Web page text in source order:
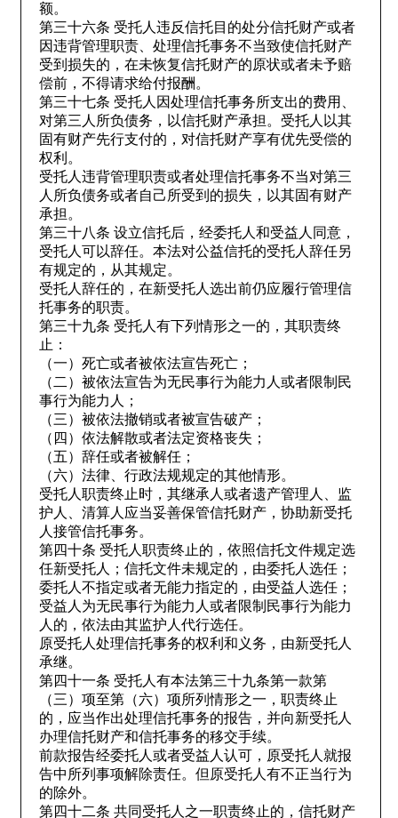
额。
第三十六条 受托人违反信托目的处分信托财产或者
因违背管理职责、处理信托事务不当致使信托财产
受到损失的，在未恢复信托财产的原状或者未予赔
偿前，不得请求给付报酬。
第三十七条 受托人因处理信托事务所支出的费用、
对第三人所负债务，以信托财产承担。受托人以其
固有财产先行支付的，对信托财产享有优先受偿的
权利。
受托人违背管理职责或者处理信托事务不当对第三
人所负债务或者自己所受到的损失，以其固有财产
承担。
第三十八条 设立信托后，经委托人和受益人同意，
受托人可以辞任。本法对公益信托的受托人辞任另
有规定的，从其规定。
受托人辞任的，在新受托人选出前仍应履行管理信
托事务的职责。
第三十九条 受托人有下列情形之一的，其职责终
止：
（一）死亡或者被依法宣告死亡；
（二）被依法宣告为无民事行为能力人或者限制民
事行为能力人；
（三）被依法撤销或者被宣告破产；
（四）依法解散或者法定资格丧失；
（五）辞任或者被解任；
（六）法律、行政法规规定的其他情形。
受托人职责终止时，其继承人或者遗产管理人、监
护人、清算人应当妥善保管信托财产，协助新受托
人接管信托事务。
第四十条 受托人职责终止的，依照信托文件规定选
任新受托人；信托文件未规定的，由委托人选任；
委托人不指定或者无能力指定的，由受益人选任；
受益人为无民事行为能力人或者限制民事行为能力
人的，依法由其监护人代行选任。
原受托人处理信托事务的权利和义务，由新受托人
承继。
第四十一条 受托人有本法第三十九条第一款第
（三）项至第（六）项所列情形之一，职责终止
的，应当作出处理信托事务的报告，并向新受托人
办理信托财产和信托事务的移交手续。
前款报告经委托人或者受益人认可，原受托人就报
告中所列事项解除责任。但原受托人有不正当行为
的除外。
第四十二条 共同受托人之一职责终止的，信托财产